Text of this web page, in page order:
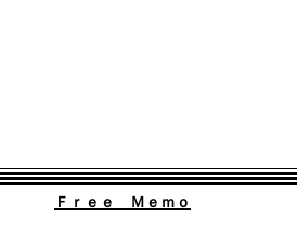
Ｆｒｅｅ Ｍｅｍｏ